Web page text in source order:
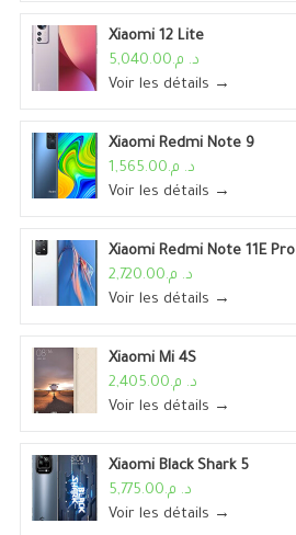
Xiaomi 12 Lite
د. م.5,040.00
Voir les détails →
Xiaomi Redmi Note 9
د. م.1,565.00
Voir les détails →
Xiaomi Redmi Note 11E Pro
د. م.2,720.00
Voir les détails →
Xiaomi Mi 4S
د. م.2,405.00
Voir les détails →
Xiaomi Black Shark 5
د. م.5,775.00
Voir les détails →